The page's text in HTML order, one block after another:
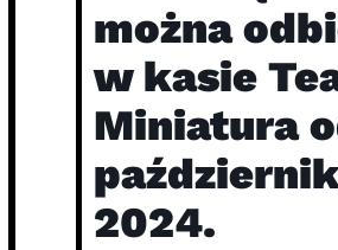
można
w kasie
Miniatura
2024.